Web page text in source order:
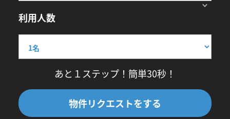
利用人数
あと１ステップ！簡単30秒！
物件リクエストをする